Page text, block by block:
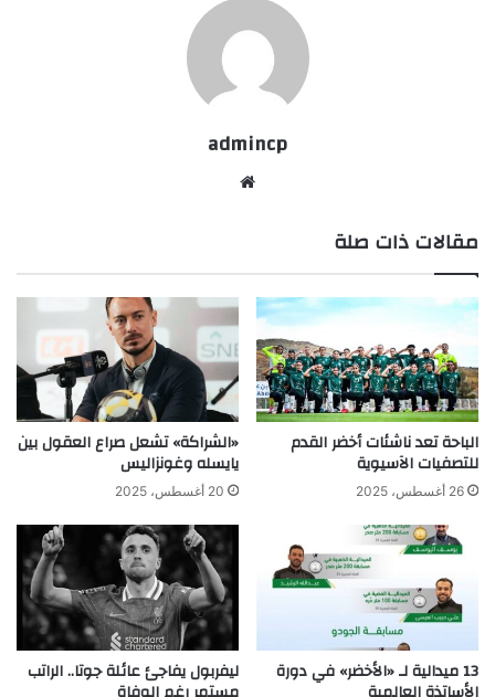
admincp
مقالات ذات صلة
الباحة تعد ناشئات أخضر القدم
للتصفيات الآسيوية
26 أغسطس، 2025
«الشراكة» تشعل صراع العقول بين
يايسله وغونزاليس
20 أغسطس، 2025
13 ميدالية لـ «الأخضر» في دورة ليفربول يفاجئ عائلة جوتا.. الراتب